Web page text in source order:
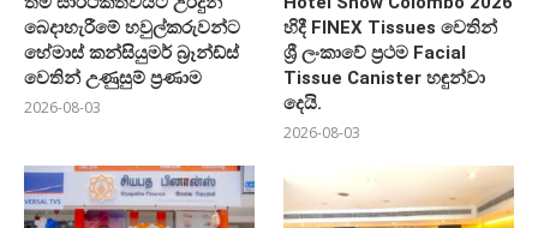
බෙදාහැරීමේ හවුල්කරුවන්ට
හේමාස් කන්සියුමර් බ්‍රෑන්ඩ්ස්
වෙතින් උණුසුම් ප්‍රණාම
2026-08-03
හිදී FINEX Tissues වෙතින්
ශ්‍රී ලංකාවේ ප්‍රථම Facial
Tissue Canister හඳුන්වා
දෙයි.
2026-08-03